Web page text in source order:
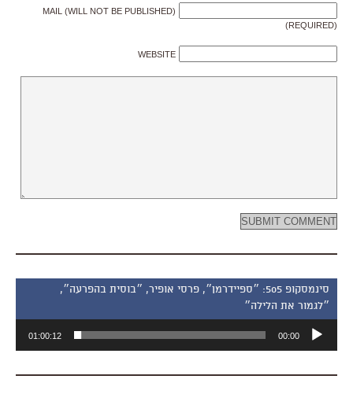
MAIL (WILL NOT BE PUBLISHED)
(REQUIRED)
WEBSITE
סינמסקופ 505: ״ספיידרמן״, פרסי אופיר, ״בוסית בהפרעה״,
״לגמור את הלילה״
אודיו
00:00
01:00:12